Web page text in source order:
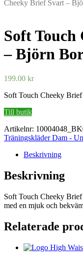
Cheeky Brief Svart –
Soft Touch
– Björn
199.00 kr
Soft Touch Cheeky
Till butik
Artikelnr:
Träningskläder Dam -
Beskrivning
Beskrivning
Soft Touch Cheeky
med en mjuk och
Relaterade